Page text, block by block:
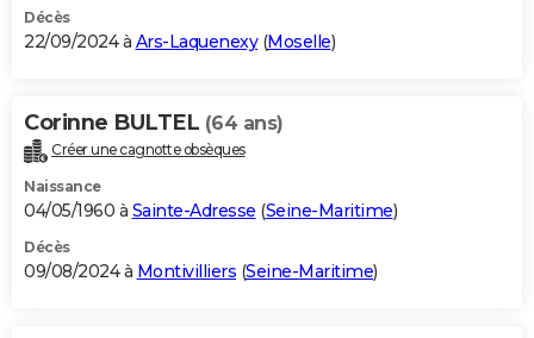
Décès
22/09/2024 à Ars-Laquenexy(Moselle)
Corinne BULTEL (64 ans)
Créer une cagnotte obsèques
Naissance
04/05/1960 à Sainte-Adresse (Seine-Maritime)
Décès
09/08/2024 à Montivilliers (Seine-Maritime)